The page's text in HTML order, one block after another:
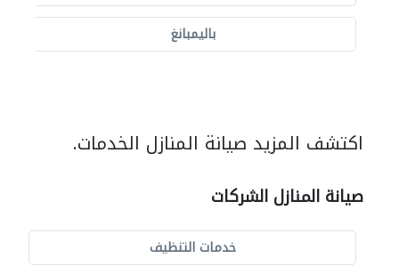
باليمبانغ
اكتشف المزيد صيانة المنازل الخدمات.
صيانة المنازل الشركات
خدمات التنظيف